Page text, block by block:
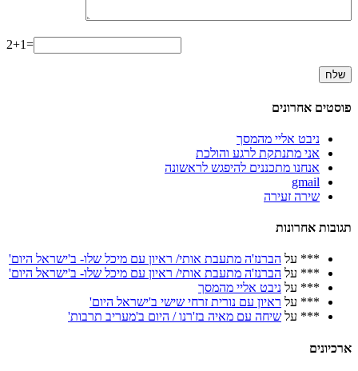
2+1=
פוסטים אחרונים
ניבט אליי מהמסך
אני מתנתקת לרגע והולכת
אנחנו מתכננים להיפגש לראשונה
gmail
שירה זעירה
תגובות אחרונות
*** על הברנז'ה מתעבת אותי/ ראיון עם מיכל שלו- ב'ישראל היום'
*** על הברנז'ה מתעבת אותי/ ראיון עם מיכל שלו- ב'ישראל היום'
*** על ניבט אליי מהמסך
*** על ראיון עם נורית זרחי שישי ב'ישראל היום'
*** על שיחה עם מאיה בז'רנו / היום ב'מעריב תרבות'
ארכיונים